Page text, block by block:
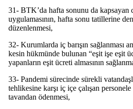
31- BTK’da hafta sonunu da kapsayan
uygulamasının, hafta sonu tatillerine
düzenlenmesi,
32- Kurumlarda iç barışın sağlanması
kesin hükmünde bulunan “eşit işe eşit
yapanların eşit ücreti almasının
33- Pandemi sürecinde sürekli
tehlikesine karşı iç içe çalışan
tavandan ödenmesi,